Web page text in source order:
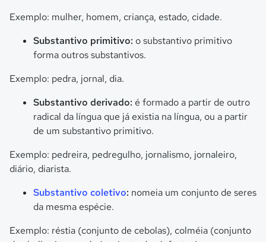
Exemplo: mulher, homem, criança, estado, cidade.
Substantivo primitivo: o substantivo primitivo
forma outros substantivos.
Exemplo: pedra, jornal, dia.
Substantivo derivado: é formado a partir de outro
radical da língua que já existia na língua, ou a partir
de um substantivo primitivo.
Exemplo: pedreira, pedregulho, jornalismo, jornaleiro,
diário, diarista.
Substantivo coletivo: nomeia um conjunto de seres
da mesma espécie.
Exemplo: réstia (conjunto de cebolas), colméia (conjunto